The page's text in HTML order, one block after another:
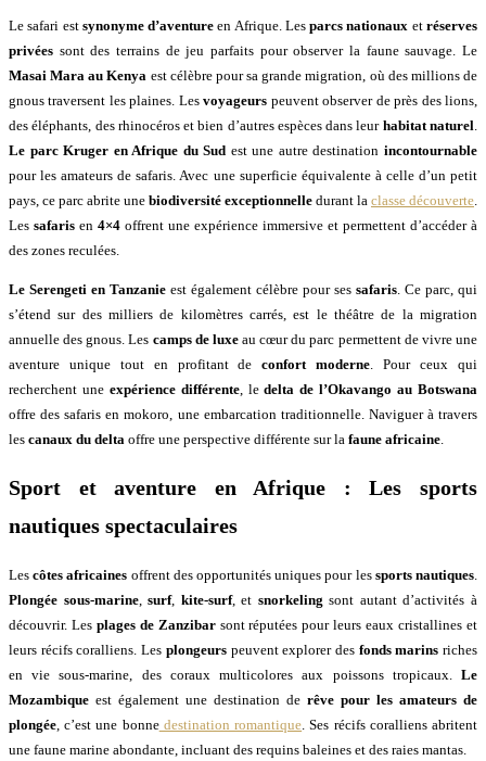
Le safari est synonyme d’aventure en Afrique. Lesparcs nationaux etréserves
privées sont des terrains de jeu parfaits pour observer la faune sauvage. Le
Masai Mara au Kenya est célèbre pour sa grande migration, où des millions de
gnous traversent les plaines. Lesvoyageurs peuvent observer de près des lions,
des éléphants, des rhinocéros et bien d’autres espèces dans leur habitat naturel.
Le parc Kruger en Afrique du Sud est une autre destinationincontournable
pour les amateurs de safaris. Avec une superficie équivalente à celle d’un petit
pays, ce parc abrite une biodiversité exceptionnelle durant la classe découverte.
Les safaris en 4×4 offrent une expérience immersive et permettent d’accéder à
des zones reculées.
Le Serengeti en Tanzanie est également célèbre pour ses safaris. Ce parc, qui
s’étend sur des milliers de kilomètres carrés, est le théâtre de la migration
annuelle des gnous. Les camps de luxeau cœur du parc permettent de vivre une
aventure unique tout en profitant deconfort moderne. Pour ceux qui
recherchent une expérience différente, ledelta de l’Okavango au Botswana
offre des safaris en mokoro, une embarcation traditionnelle. Naviguer à travers
les canaux du delta offre une perspective différente sur la faune africaine.
Sport et aventure en Afrique : Les sports
nautiques spectaculaires
Lescôtes africaines offrent des opportunités uniques pour les sports nautiques.
Plongée sous-marine,surf, kite-surf, et snorkeling sont autant d’activités à
découvrir. Les plages de Zanzibarsont réputées pour leurs eaux cristallines et
leurs récifs coralliens. Les plongeurspeuvent explorer des fonds marins riches
en vie sous-marine, des coraux multicolores aux poissons tropicaux. Le
Mozambique est également une destination de rêve pour les amateurs de
plongée, c’est une bonnedestination romantique. Ses récifs coralliens abritent
une faune marine abondante, incluant des requins baleines et des raies mantas.